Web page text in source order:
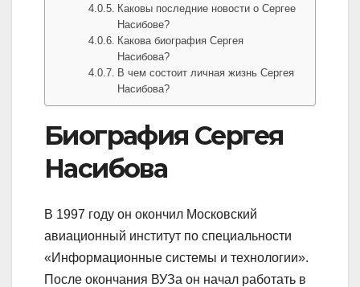
Каковы последние новости о Сергее
Насибове?
Какова биография Сергея
Насибова?
В чем состоит личная жизнь Сергея
Насибова?
Биография Сергея
Насибова
В 1997 году он окончил Московский
авиационный институт по специальности
«Информационные системы и технологии».
После окончания ВУЗа он начал работать в